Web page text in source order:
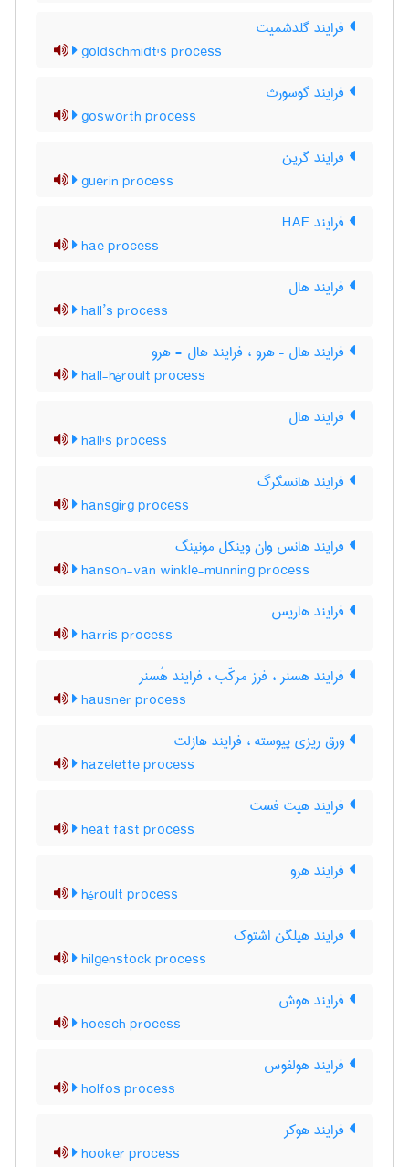
فرایند گلدشمیت
goldschmidt's process
فرایند گوسورث
gosworth process
فرایند گرین
guerin process
فرایند HAE
hae process
فرایند هال
hall’s process
فرایند هال – هرو ، فرایند هال - هرو
hall-héroult process
فرایند هال
hall's process
فرایند هانسگرگ
hansgirg process
فرایند هانس وان وینکل مونینگ
hanson-van winkle-munning process
فرایند هاریس
harris process
فرایند هسنر ، فرز مرکّب ، فرایند هُسنر
hausner process
ورق ریزی پیوسته ، فرایند هازلت
hazelette process
فرایند هیت فست
heat fast process
فرایند هرو
héroult process
فرایند هیلگن اشتوک
hilgenstock process
فرایند هوش
hoesch process
فرایند هولفوس
holfos process
فرایند هوکر
hooker process